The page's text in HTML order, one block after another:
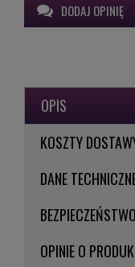
DODAJ OPINIĘ
OPIS
KOSZTY
CENA NIE ZAWIERA
DANE
BEZPIECZEŃSTWO
OPINIE O